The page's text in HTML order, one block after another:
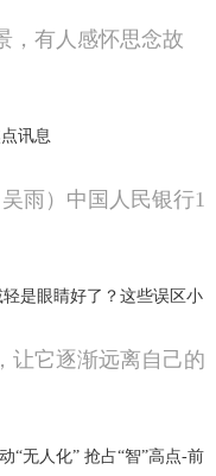
，有人感怀思念故
讯息
雨）中国人民银行1
是眼睛好了？这些误区小
让它逐渐远离自己的
“无人化” 抢占“智”高点-前